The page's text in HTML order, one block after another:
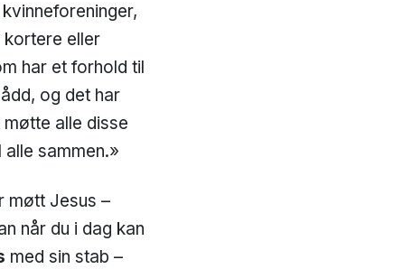
kortere eller
har et forhold til
og det har
alle disse
sammen.»
møtt Jesus –
når du i dag kan
med sin stab –